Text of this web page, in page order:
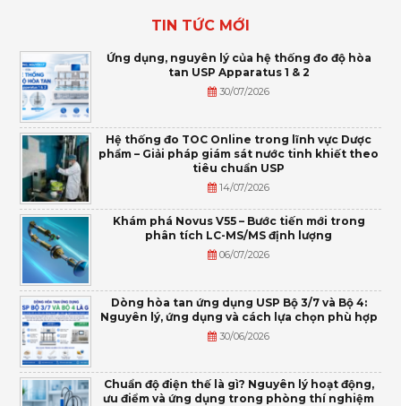
TIN TỨC MỚI
Ứng dụng, nguyên lý của hệ thống đo độ hòa
tan USP Apparatus 1 & 2
30/07/2026
Hệ thống đo TOC Online trong lĩnh vực Dược
phẩm – Giải pháp giám sát nước tinh khiết theo
tiêu chuẩn USP
14/07/2026
Khám phá Novus V55 – Bước tiến mới trong
phân tích LC-MS/MS định lượng
06/07/2026
Dòng hòa tan ứng dụng USP Bộ 3/7 và Bộ 4:
Nguyên lý, ứng dụng và cách lựa chọn phù hợp
30/06/2026
Chuẩn độ điện thế là gì? Nguyên lý hoạt động,
ưu điểm và ứng dụng trong phòng thí nghiệm